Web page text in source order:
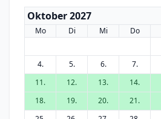
Oktober 2027
Mo Di Mi Do
4.
5. 6. 7.
11.
12. 13. 14.
18.
19. 20. 21.